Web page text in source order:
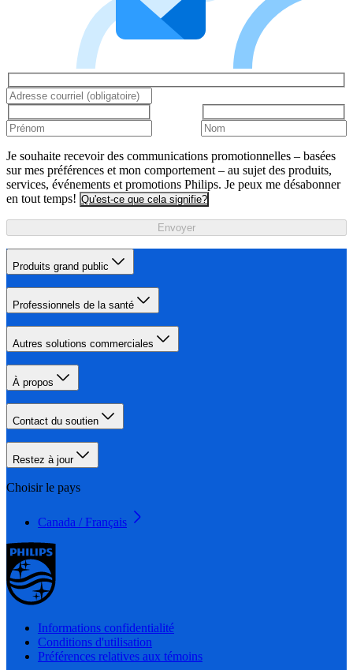
Je souhaite recevoir des communications promotionnelles – basées
sur mes préférences et mon comportement – au sujet des produits,
services, événements et promotions Philips. Je peux me désabonner
en tout temps! Qu'est-ce que cela signifie?
Envoyer
Produits grand public
Professionnels de la santé
Autres solutions commerciales
À propos
Contact du soutien
Restez à jour
Choisir le pays
Canada / Français
Informations confidentialité
Conditions d'utilisation
Préférences relatives aux témoins